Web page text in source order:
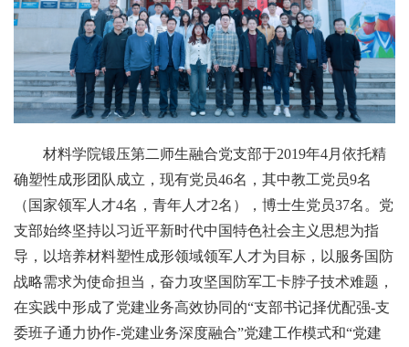
材料学院锻压第二师生融合党支部于2019年4月依托精
确塑性成形团队成立，现有党员46名，其中教工党员9名
（国家领军人才4名，青年人才2名），博士生党员37名。党
支部始终坚持以习近平新时代中国特色社会主义思想为指
导，以培养材料塑性成形领域领军人才为目标，以服务国防
战略需求为使命担当，奋力攻坚国防军工卡脖子技术难题，
在实践中形成了党建业务高效协同的“支部书记择优配强-支
委班子通力协作-党建业务深度融合”党建工作模式和“党建